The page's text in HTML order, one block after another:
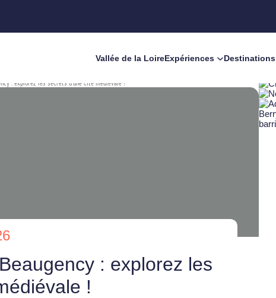
Vallée de la LoireExpériences Destinations
: explorez les secrets d’une cité médiévale !
: explorez les
!